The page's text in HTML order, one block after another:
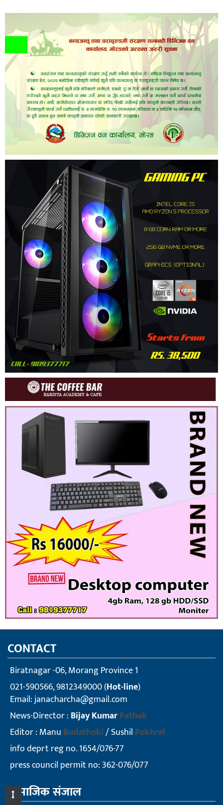
CONTACT
Biratnagar -06, Morang Province 1
021-590566, 9812349000 (Hot-line)
Email:janacharcha@gmail.com
News-Director : Bijay KumarPathak
Editor : Manu Budathoki/ Sushil Pokhrel
info deprt reg no. 1654/076-77
press council permit no: 362-076/077
सामाजिक संजाल